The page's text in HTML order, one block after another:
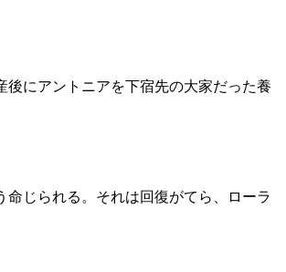
にアントニアを下宿先の大家だった養
じられる。それは回復がてら、ローラ